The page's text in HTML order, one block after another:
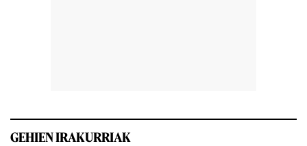
GEHIEN IRAKURRIAK